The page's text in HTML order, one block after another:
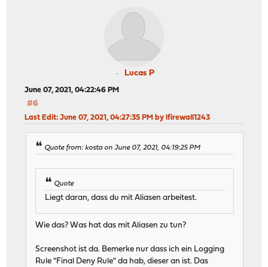
Lucas P
June 07, 2021, 04:22:46 PM
#6
Last Edit: June 07, 2021, 04:27:35 PM by lfirewall1243
Quote from: kosta on June 07, 2021, 04:19:25 PM
Quote
Liegt daran, dass du mit Aliasen arbeitest.
Wie das? Was hat das mit Aliasen zu tun?
Screenshot ist da. Bemerke nur dass ich ein Logging
Rule "Final Deny Rule" da hab, dieser an ist. Das